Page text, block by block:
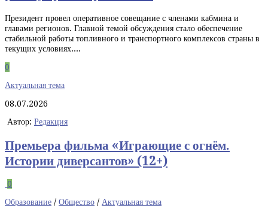
Президент провел оперативное совещание с членами кабмина и
главами регионов. Главной темой обсуждения стало обеспечение
стабильной работы топливного и транспортного комплексов страны в
текущих условиях....
0
Актуальная тема
08.07.2026
Автор: Редакция
Премьера фильма «Играющие с огнём.
Истории диверсантов» (12+)
0
Образование / Общество / Актуальная тема